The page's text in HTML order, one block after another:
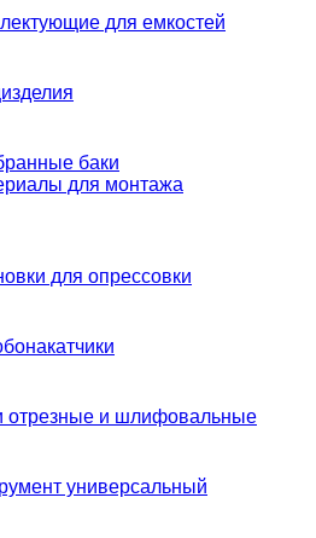
для емкостей
баки
для монтажа
для опрессовки
отрезные и шлифовальные
универсальный